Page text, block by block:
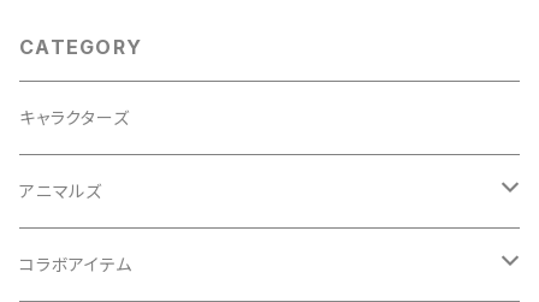
CATEGORY
キャラクターズ
アニマルズ
イヌシリーズ
コラボアイテム